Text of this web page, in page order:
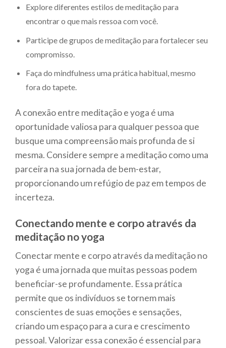
Explore diferentes estilos de meditação para
encontrar o que mais ressoa com você.
Participe de grupos de meditação para fortalecer seu
compromisso.
Faça do mindfulness uma prática habitual, mesmo
fora do tapete.
A conexão entre meditação e yoga é uma
oportunidade valiosa para qualquer pessoa que
busque uma compreensão mais profunda de si
mesma. Considere sempre a meditação como uma
parceira na sua jornada de bem-estar,
proporcionando um refúgio de paz em tempos de
incerteza.
Conectando mente e corpo através da
meditação no yoga
Conectar mente e corpo através da meditação no
yoga é uma jornada que muitas pessoas podem
beneficiar-se profundamente. Essa prática
permite que os indivíduos se tornem mais
conscientes de suas emoções e sensações,
criando um espaço para a cura e crescimento
pessoal. Valorizar essa conexão é essencial para